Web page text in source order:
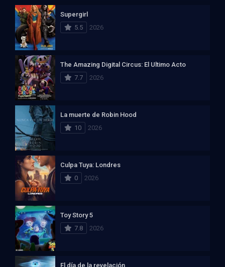
Supergirl
5.5
2026
The Amazing Digital Circus: El Ultimo Acto
7.7
2026
La muerte de Robin Hood
10
2026
Culpa Tuya: Londres
0
2026
Toy Story 5
7.8
2026
El día de la revelación